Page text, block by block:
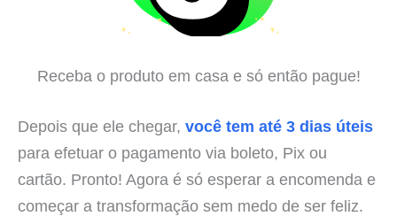
Receba o produto em casa e só então pague!
Depois que ele chegar, você tem até 3 dias úteis
para efetuar o pagamento via boleto, Pix ou
cartão. Pronto! Agora é só esperar a encomenda e
começar a transformação sem medo de ser feliz.